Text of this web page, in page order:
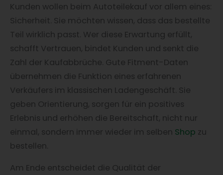
Kunden wollen beim Autoteilekauf vor allem eines:
Sicherheit. Sie möchten wissen, dass das bestellte
Teil wirklich passt. Wer diese Erwartung erfüllt,
schafft Vertrauen, bindet Kunden und senkt die
Zahl der Kaufabbrüche. Gute Fitment-Daten
übernehmen die Funktion eines erfahrenen
Verkäufers im klassischen Ladengeschäft. Sie
geben Orientierung, sorgen für ein positives
Erlebnis und erhöhen die Bereitschaft, nicht nur
einmal, sondern immer wieder im selben Shop zu
bestellen.
Am Ende entscheidet die Qualität der